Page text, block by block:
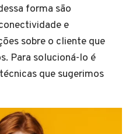
forma são
e
sobre o cliente que
Para solucioná-lo é
que sugerimos